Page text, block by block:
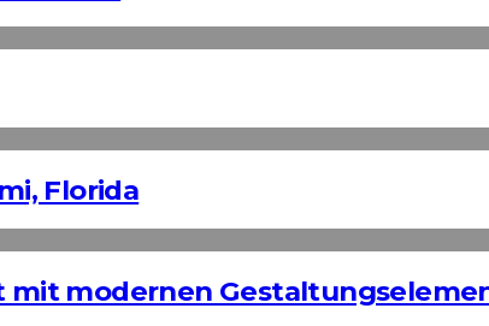
Florida
mit modernen